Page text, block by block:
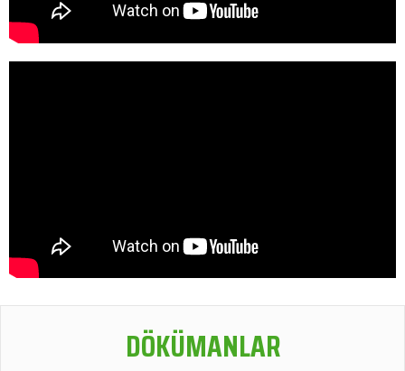
DÖKÜMANLAR